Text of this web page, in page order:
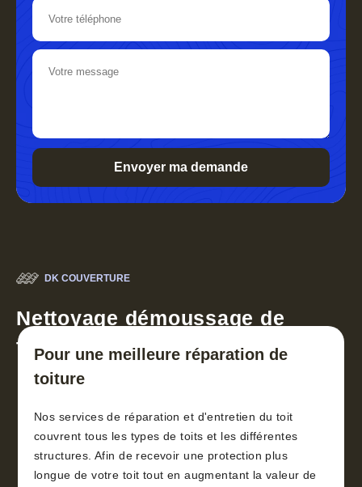
DK COUVERTURE
Nettoyage démoussage de
toiture 30
Pour une meilleure réparation de
toiture
Nos services de réparation et d'entretien du toit
couvrent tous les types de toits et les différentes
structures. Afin de recevoir une protection plus
longue de votre toit tout en augmentant la valeur de